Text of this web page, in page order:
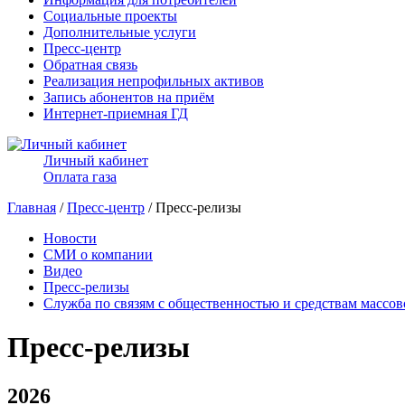
Социальные проекты
Дополнительные услуги
Пресс-центр
Обратная связь
Реализация непрофильных активов
Запись абонентов на приём
Интернет-приемная ГД
Личный кабинет
Оплата газа
Главная /Пресс-центр / Пресс-релизы
Новости
СМИ о компании
Видео
Пресс-релизы
Служба по связям с общественностью и средствам
Пресс-релизы
2026